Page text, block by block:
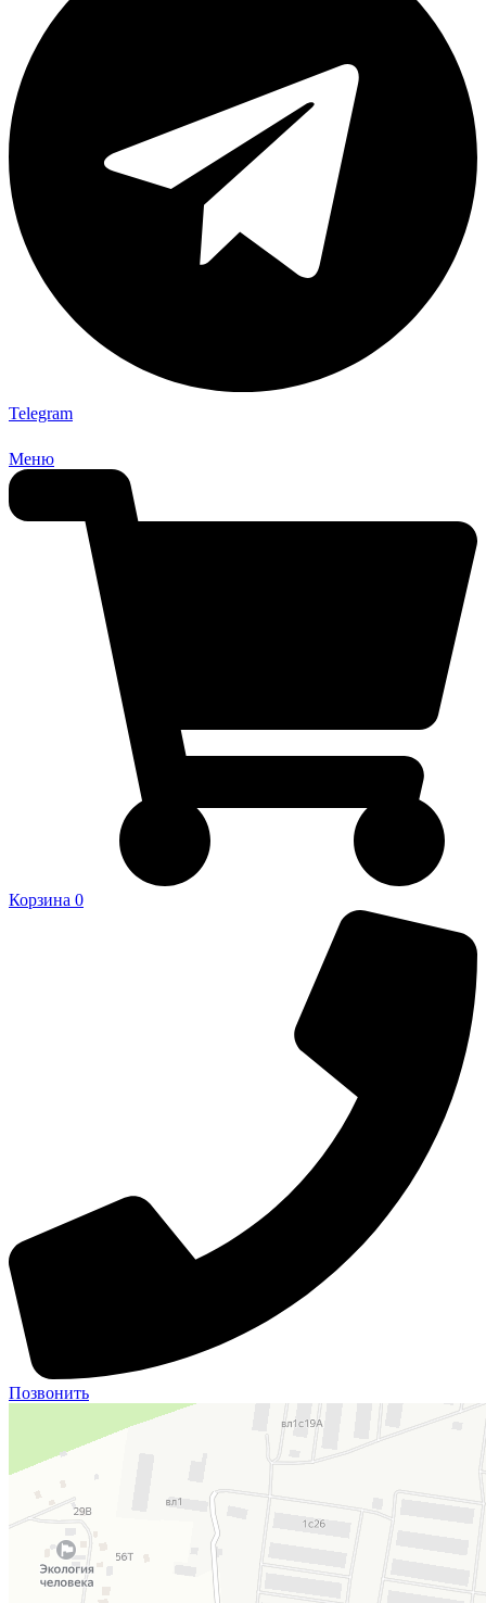
Telegram
Меню
Корзина 0
Позвонить